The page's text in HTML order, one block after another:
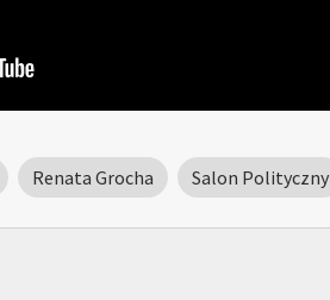
Renata Grocha Salon Polityczny